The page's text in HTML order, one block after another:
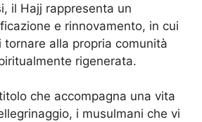
il Hajj rappresenta un
e rinnovamento, in cui
alla propria comunità
rigenerata.
che accompagna una vita
i musulmani che vi